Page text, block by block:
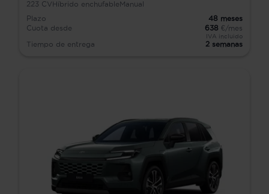
223 CV Híbrido enchufable Manual
Plazo
48 meses
Cuota desde
638 €/mes
IVA incluido
Tiempo de entrega 2 semanas